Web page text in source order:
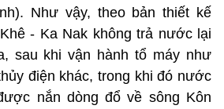
Như vậy, theo bản thiết kế
- Ka Nak không trả nước lại
sau khi vận hành tổ máy như
điện khác, trong khi đó nước
nắn dòng đổ về sông Kôn